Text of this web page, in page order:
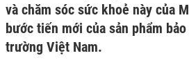
và chăm sóc sức khoẻ này của
bước tiến mới của sản phẩm
trường Việt Nam.